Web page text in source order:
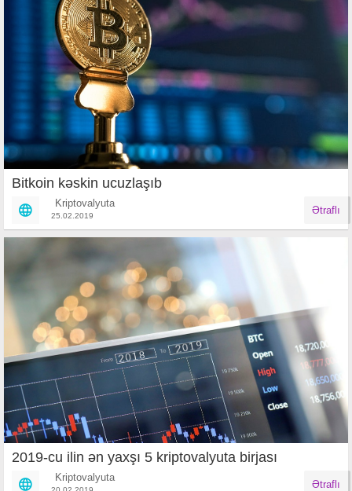
Bitkoin kəskin ucuzlaşıb
Kriptovalyuta
25.02.2019 Ətraflı
2019-cu ilin ən yaxşı 5 kriptovalyuta birjası
Kriptovalyuta
Ətraflı